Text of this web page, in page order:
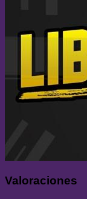
Valoraciones